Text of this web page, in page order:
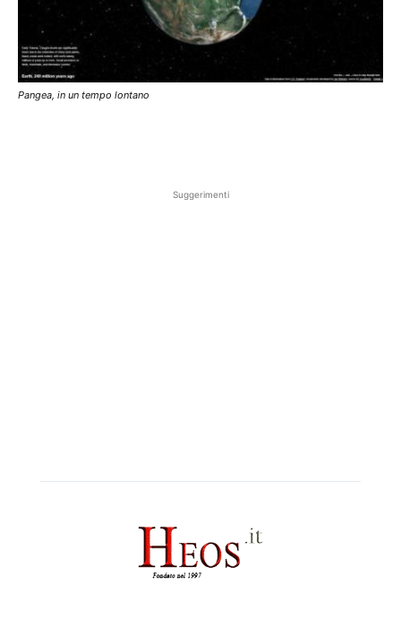
Pangea, in un tempo lontano
Suggerimenti